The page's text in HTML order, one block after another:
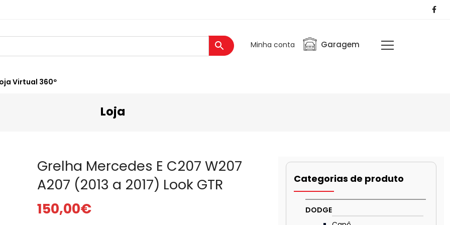
Minha conta Garagem
Virtual 360º
Loja
Grelha Mercedes E C207 W207
A207 (2013 a 2017) Look GTR
150,00€
Categorias de produto
DODGE